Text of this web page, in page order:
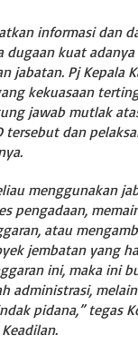
n
r
i
b
a
d
i
P
o
y
k
J
e
m
b
t
informasi dan
dugaan kuat adanya
jabatan. Pj Kepala
kekuasaan
jawab mutlak
tersebut dan
menggunakan
pengadaan,
atau
jembatan yang
ini, maka ini
administrasi,
pidana,” tegas